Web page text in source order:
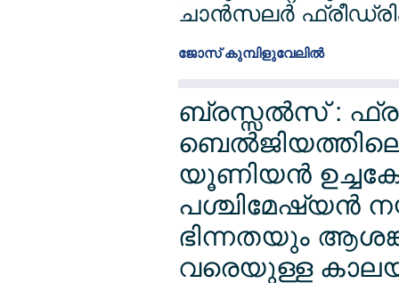
ചാന്‍സലര്‍
ജോസ് കുമ്പിളുവേലില്‍
ബ്രസ്സല്‍സ് :
യൂണിയന്‍
പശ്ചിമേഷ്യന്‍
ഭിന്നതയും
വരെയുള്ള